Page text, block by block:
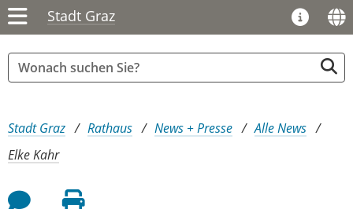
Stadt Graz
Sie sind hier:
Stadt Graz Rathaus News + Presse
Alle News
Elke Kahr
Feedback an Autor
Seite drucken